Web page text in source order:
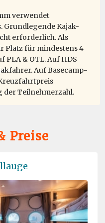
the Oceanwide
in a lifetime
eyes and the team's
is beyond
spotted, the captain did
the King of the Arctic a
verwendet
Grundlegende Kajak-
erforderlich. Als
Platz für mindestens 4
PLA & OTL. Auf HDS
Auf Basecamp-
Teilnehmerzahl.
Preise